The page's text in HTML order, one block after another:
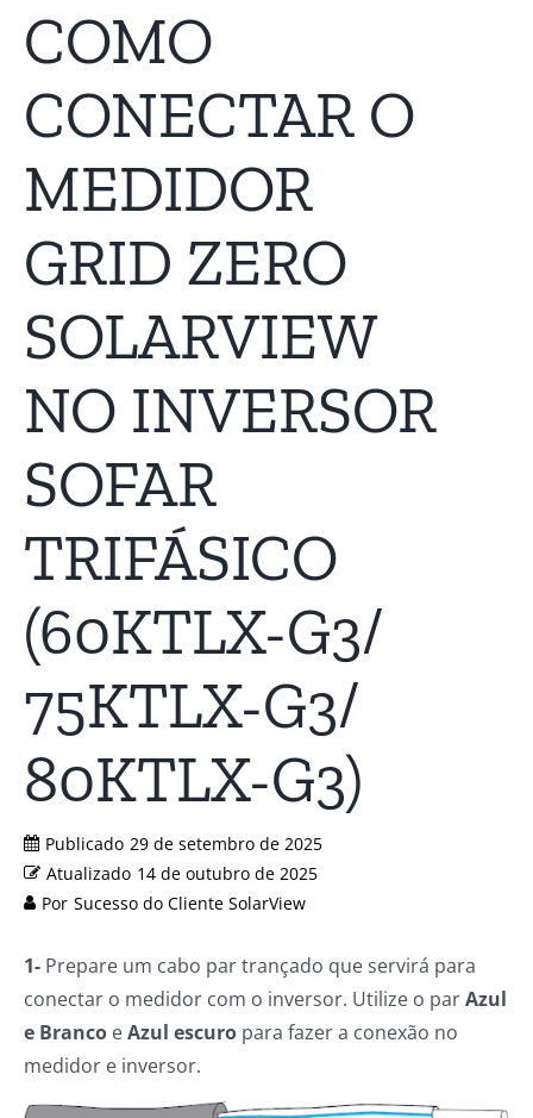
COMO
CONECTAR O
MEDIDOR
GRID ZERO
SOLARVIEW
NO INVERSOR
SOFAR
TRIFÁSICO
(60KTLX-G3/
75KTLX-G3/
80KTLX-G3)
Publicado 29 de setembro de 2025
Atualizado 14 de outubro de 2025
Por Sucesso do Cliente SolarView
1- Prepare um cabo par trançado que servirá para
conectar o medidor com o inversor. Utilize o parAzul
e Branco eAzul escuro para fazer a conexão no
medidor e inversor.